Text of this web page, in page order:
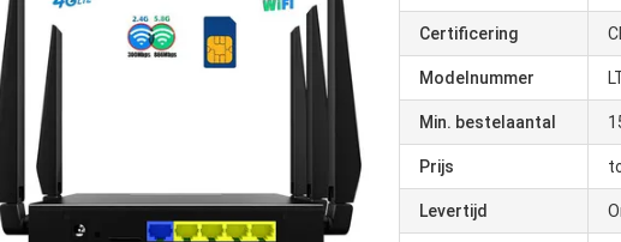
Certificering
Modelnummer
Min. bestelaantal
Prijs
Levertijd